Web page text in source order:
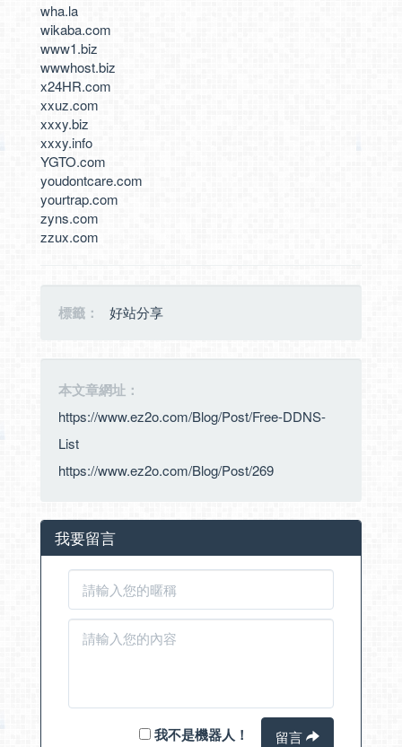
wha.la
wikaba.com
www1.biz
wwwhost.biz
x24HR.com
xxuz.com
xxxy.biz
xxxy.info
YGTO.com
youdontcare.com
yourtrap.com
zyns.com
zzux.com
標籤： 好站分享
本文章網址：
https://www.ez2o.com/Blog/Post/Free-DDNS-
List
https://www.ez2o.com/Blog/Post/269
我要留言
我不是機器人！ 留言